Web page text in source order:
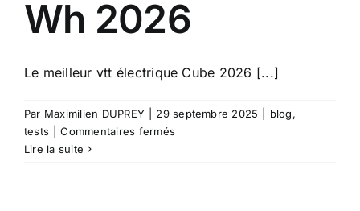
Wh 2026
Le meilleur vtt électrique Cube 2026 [...]
Par Maximilien DUPREY 29 septembre 2025 blog,
tests
Commentaires ferméssur
Lire la suite